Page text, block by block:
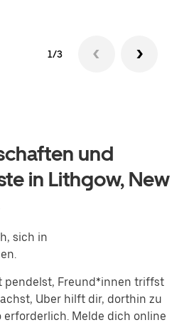
1/3
und
in Lithgow, New
sich in
pendelst, Freund*innen triffst
Uber hilft dir, dorthin zu
erforderlich. Melde dich online